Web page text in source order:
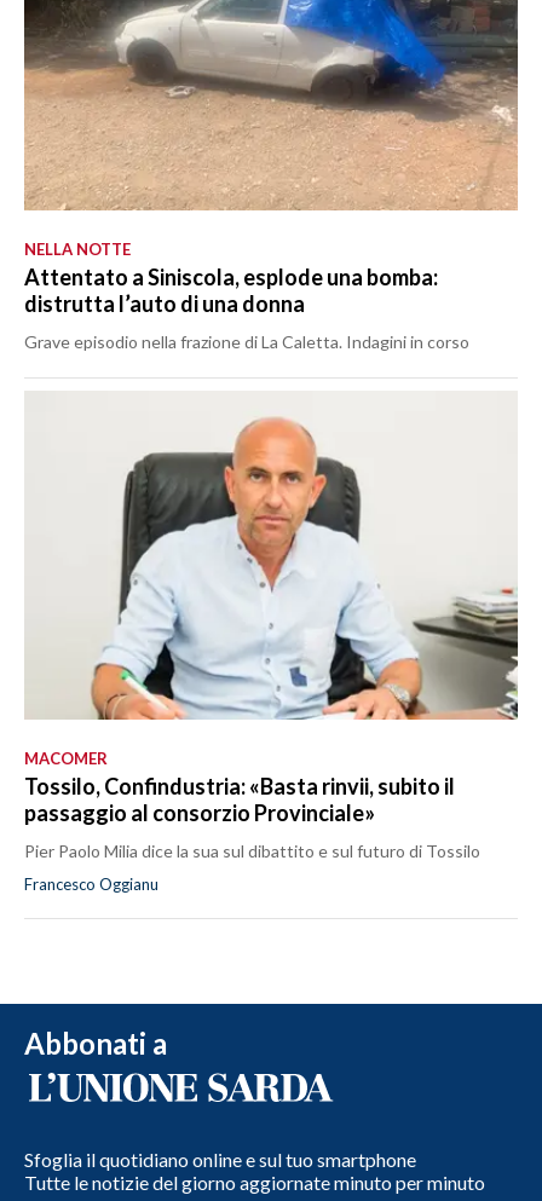
NELLA NOTTE
Attentato a Siniscola, esplode una bomba:
distrutta l’auto di una donna
Grave episodio nella frazione di La Caletta. Indagini in corso
MACOMER
Tossilo, Confindustria: «Basta rinvii, subito il
passaggio al consorzio Provinciale»
Pier Paolo Milia dice la sua sul dibattito e sul futuro di Tossilo
Francesco Oggianu
Abbonati a
Sfoglia il quotidiano online e sul tuo smartphone
Tutte le notizie del giorno aggiornate minuto per minuto